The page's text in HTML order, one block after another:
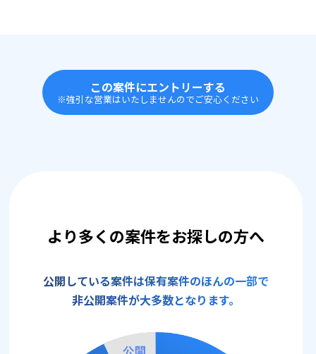
この案件にエントリーする
※強引な営業はいたしませんのでご安心ください
より多くの案件をお探しの方へ
公開している案件は保有案件のほんの一部で
非公開案件が大多数となります。